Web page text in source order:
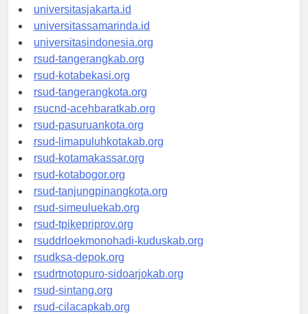
universitasjakarta.id
universitassamarinda.id
universitasindonesia.org
rsud-tangerangkab.org
rsud-kotabekasi.org
rsud-tangerangkota.org
rsucnd-acehbaratkab.org
rsud-pasuruankota.org
rsud-limapuluhkotakab.org
rsud-kotamakassar.org
rsud-kotabogor.org
rsud-tanjungpinangkota.org
rsud-simeuluekab.org
rsud-tpikepriprov.org
rsuddrloekmonohadi-kuduskab.org
rsudksa-depok.org
rsudrtnotopuro-sidoarjokab.org
rsud-sintang.org
rsud-cilacapkab.org